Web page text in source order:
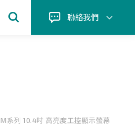
聯絡我們
M系列 10.4吋 高亮度工控顯示螢幕